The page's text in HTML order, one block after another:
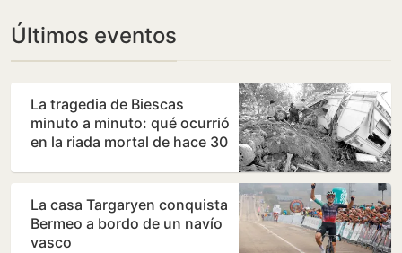
Últimos eventos
La tragedia de Biescas
minuto a minuto: qué ocurrió
en la riada mortal de hace 30
La casa Targaryen conquista
Bermeo a bordo de un navío
vasco